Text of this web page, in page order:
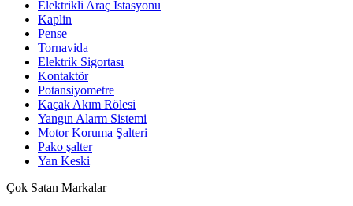
Elektrikli Araç İstasyonu
Kaplin
Pense
Tornavida
Elektrik Sigortası
Kontaktör
Potansiyometre
Kaçak Akım Rölesi
Yangın Alarm Sistemi
Motor Koruma Şalteri
Pako şalter
Yan Keski
Çok Satan Markalar